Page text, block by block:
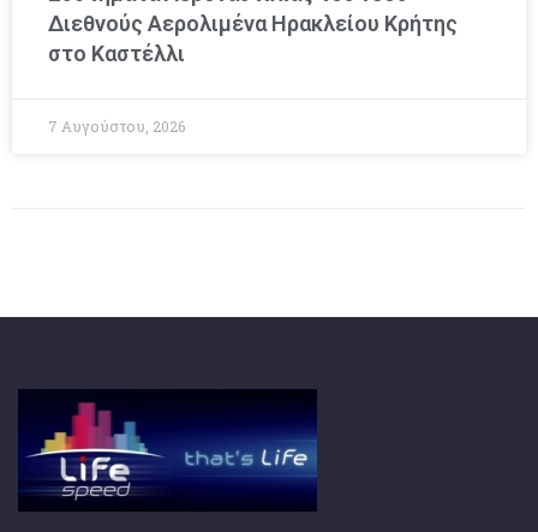
Διεθνούς Αερολιμένα Ηρακλείου Κρήτης
στο Καστέλλι
7 Αυγούστου, 2026